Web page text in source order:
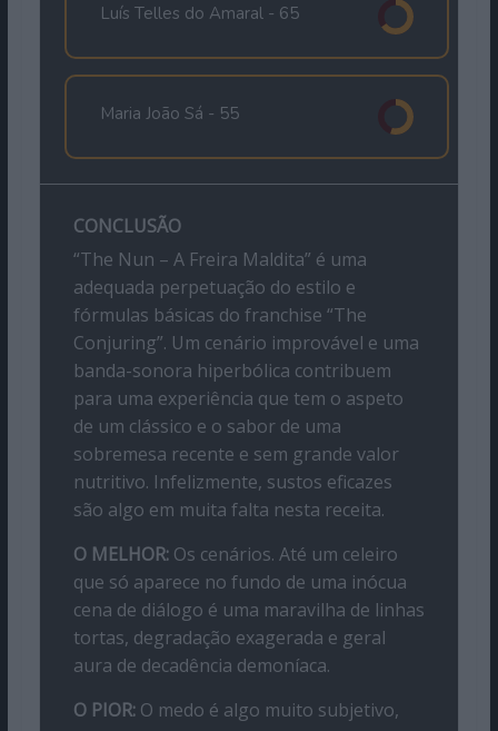
Luís Telles do Amaral - 65
Maria João Sá - 55
CONCLUSÃO
“The Nun – A Freira Maldita” é uma
adequada perpetuação do estilo e
fórmulas básicas do franchise “The
Conjuring”. Um cenário improvável e uma
banda-sonora hiperbólica contribuem
para uma experiência que tem o aspeto
de um clássico e o sabor de uma
sobremesa recente e sem grande valor
nutritivo. Infelizmente, sustos eficazes
são algo em muita falta nesta receita.
O MELHOR:Os cenários. Até um celeiro
que só aparece no fundo de uma inócua
cena de diálogo é uma maravilha de linhas
tortas, degradação exagerada e geral
aura de decadência demoníaca.
O PIOR:O medo é algo muito subjetivo,